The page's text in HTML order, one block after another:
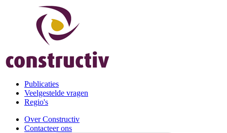
Publicaties
Veelgestelde vragen
Regio's
Over Constructiv
Contacteer ons